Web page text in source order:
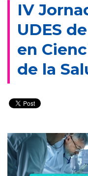
IV
UDES
en
de la